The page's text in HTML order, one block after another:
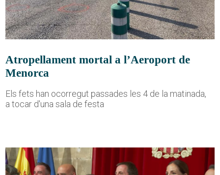
Atropellament mortal a l’Aeroport de
Menorca
Els fets han ocorregut passades les 4 de la matinada,
a tocar d'una sala de festa